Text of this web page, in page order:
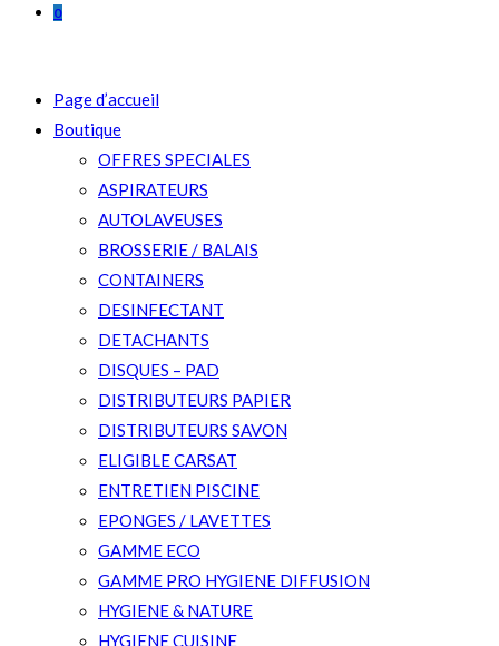
0
Page d’accueil
Boutique
OFFRES SPECIALES
ASPIRATEURS
AUTOLAVEUSES
BROSSERIE / BALAIS
CONTAINERS
DESINFECTANT
DETACHANTS
DISQUES – PAD
DISTRIBUTEURS PAPIER
DISTRIBUTEURS SAVON
ELIGIBLE CARSAT
ENTRETIEN PISCINE
EPONGES / LAVETTES
GAMME ECO
GAMME PRO HYGIENE DIFFUSION
HYGIENE & NATURE
HYGIENE CUISINE